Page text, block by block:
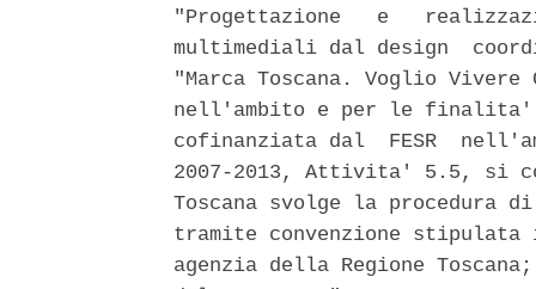
"Progettazione   e
multimediali dal design
"Marca Toscana. Voglio
nell'ambito e per le finalita'
cofinanziata dal  FESR
2007-2013, Attivita' 5.5, si
Toscana svolge la procedura
tramite convenzione stipulata
agenzia della Regione